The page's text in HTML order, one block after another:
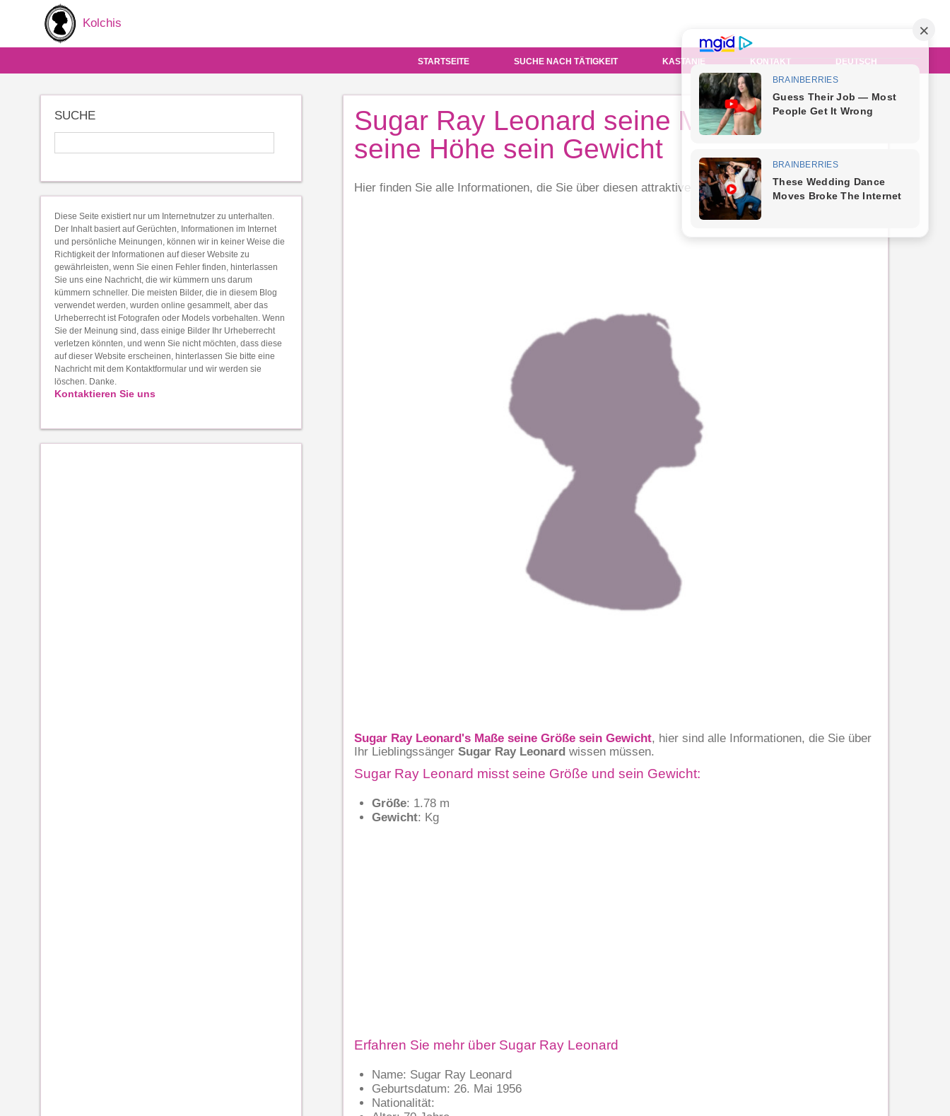
Kolchis
STARTSEITE SUCHE NACH TÄTIGKEIT KASTANIE KONTAKT DEUTSCH
Sugar Ray Leonard seine Messungen
seine Höhe sein Gewicht
Hier finden Sie alle Informationen, die Sie über diesen attraktiven wissen möchten.
Sugar Ray Leonard's Maße seine Größe sein Gewicht, hier sind alle Informationen, die Sie über
Ihr Lieblingssänger Sugar Ray Leonard wissen müssen.
Sugar Ray Leonard misst seine Größe und sein Gewicht:
Größe: 1.78 m
Gewicht: Kg
Erfahren Sie mehr über Sugar Ray Leonard
Name: Sugar Ray Leonard
Geburtsdatum: 26. Mai 1956
Nationalität:
SUCHE
Diese Seite existiert nur um Internetnutzer zu unterhalten.
Der Inhalt basiert auf Gerüchten, Informationen im Internet
und persönliche Meinungen, können wir in keiner Weise die
Richtigkeit der Informationen auf dieser Website zu
gewährleisten, wenn Sie einen Fehler finden, hinterlassen
Sie uns eine Nachricht, die wir kümmern uns darum
kümmern schneller. Die meisten Bilder, die in diesem Blog
verwendet werden, wurden online gesammelt, aber das
Urheberrecht ist Fotografen oder Models vorbehalten. Wenn
Sie der Meinung sind, dass einige Bilder Ihr Urheberrecht
verletzen könnten, und wenn Sie nicht möchten, dass diese
auf dieser Website erscheinen, hinterlassen Sie bitte eine
Nachricht mit dem Kontaktformular und wir werden sie
löschen. Danke.
Kontaktieren Sie uns